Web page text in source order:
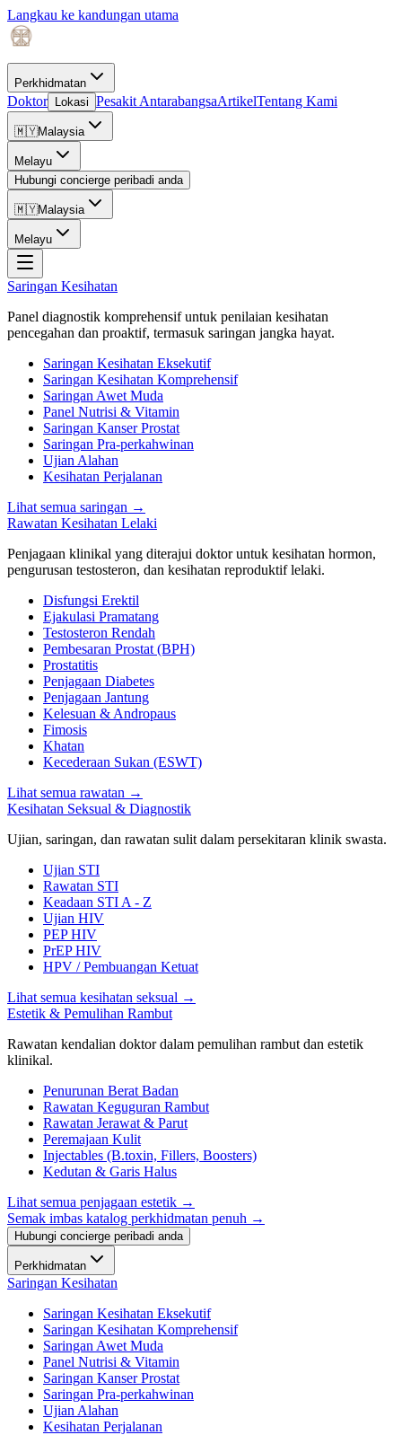
Langkau ke kandungan utama
Perkhidmatan
Doktor Lokasi Pesakit AntarabangsaArtikelTentang Kami
🇲🇾Malaysia
Melayu
Hubungi concierge peribadi anda
🇲🇾Malaysia
Melayu
Saringan Kesihatan
Panel diagnostik komprehensif untuk penilaian kesihatan
pencegahan dan proaktif, termasuk saringan jangka hayat.
Saringan Kesihatan Eksekutif
Saringan Kesihatan Komprehensif
Saringan Awet Muda
Panel Nutrisi & Vitamin
Saringan Kanser Prostat
Saringan Pra-perkahwinan
Ujian Alahan
Kesihatan Perjalanan
Lihat semua saringan →
Rawatan Kesihatan Lelaki
Penjagaan klinikal yang diterajui doktor untuk kesihatan hormon,
pengurusan testosteron, dan kesihatan reproduktif lelaki.
Disfungsi Erektil
Ejakulasi Pramatang
Testosteron Rendah
Pembesaran Prostat (BPH)
Prostatitis
Penjagaan Diabetes
Penjagaan Jantung
Kelesuan & Andropaus
Fimosis
Khatan
Kecederaan Sukan (ESWT)
Lihat semua rawatan →
Kesihatan Seksual & Diagnostik
Ujian, saringan, dan rawatan sulit dalam persekitaran klinik swasta.
Ujian STI
Rawatan STI
Keadaan STI A - Z
Ujian HIV
PEP HIV
PrEP HIV
HPV / Pembuangan Ketuat
Lihat semua kesihatan seksual →
Estetik & Pemulihan Rambut
Rawatan kendalian doktor dalam pemulihan rambut dan estetik
klinikal.
Penurunan Berat Badan
Rawatan Keguguran Rambut
Rawatan Jerawat & Parut
Peremajaan Kulit
Injectables (B.toxin, Fillers, Boosters)
Kedutan & Garis Halus
Lihat semua penjagaan estetik →
Semak imbas katalog perkhidmatan penuh →
Hubungi concierge peribadi anda
Perkhidmatan
Saringan Kesihatan
Saringan Kesihatan Eksekutif
Saringan Kesihatan Komprehensif
Saringan Awet Muda
Panel Nutrisi & Vitamin
Saringan Kanser Prostat
Saringan Pra-perkahwinan
Ujian Alahan
Kesihatan Perjalanan